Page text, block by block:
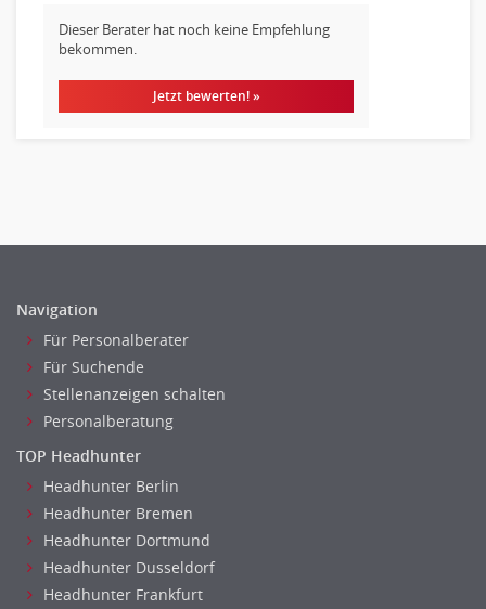
Finanzen Prozessmanagement
Montage
Elektrik, Sanitär, Heizung, Klima
Fertigung, Produktion
Gastronomie, Hotellerie
Holzhandwerk
Handwerk, Dienstleistung & Fertigung Leitung, Teamleitung
Maler, Lackierer
Mechaniker
Metallhandwerk
Nahrungsmittelherstellung, -verarbeitung
Raumgestaltung
Reiseverkehr, Touristik
Dieser Berater hat noch keine Empfehlung
bekommen.
Jetzt bewerten! »
Navigation
Für Personalberater
Für Suchende
Stellenanzeigen schalten
Personalberatung
TOP Headhunter
Headhunter Berlin
Headhunter Bremen
Headhunter Dortmund
Headhunter Dusseldorf
Headhunter Frankfurt